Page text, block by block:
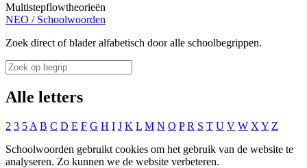
Multistepflowtheorieën
NEO / Schoolwoorden
Zoek direct of blader alfabetisch door alle schoolbegrippen.
Alle letters
2 3 5 A B C D E F G H I J K L M N O P R S T U V W X Y Z
Schoolwoorden gebruikt cookies om het gebruik van de website te
analyseren. Zo kunnen we de website verbeteren.